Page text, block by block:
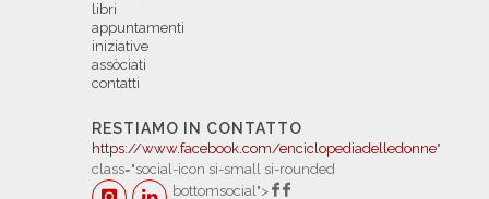
libri
appuntamenti
iniziative
assòciati
contatti
RESTIAMO IN CONTATTO
https://www.facebook.com/enciclopediadelledonne"
class="social-icon si-small si-rounded
bottomsocial">